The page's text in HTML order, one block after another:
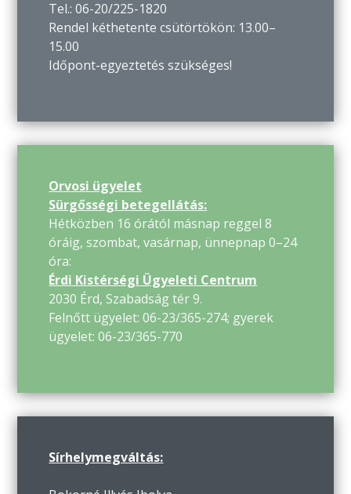
Tel.: 06-20/225-1820
Rendel kéthetente csütörtökön: 13.00–
15.00
Időpont-egyeztetés szükséges!
Orvosi ügyelet
Sürgősségi betegellátás:
Hétközben 16 órától másnap reggel 8
óráig, szombat, vasárnap, ünnepnap 0–24
óra:
Érdi Kistérségi Ügyeleti Centrum
2030 Érd, Szabadság tér 9.
Felnőtt ügyelet: 06-23/365-274; gyerek
ügyelet: 06-23/365-770
Sírhelymegváltás: